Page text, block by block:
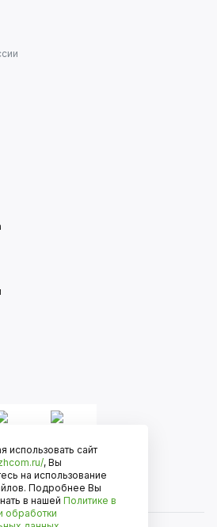
использовать сайт
, Вы
на использование
Подробнее Вы
в нашей Политике в
обработки